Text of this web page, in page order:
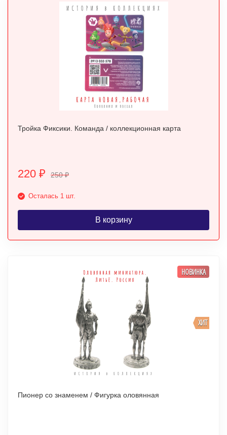
Тройка Фиксики. Команда / коллекционная карта
220 ₽ 250₽
Осталась 1 шт.
В корзину
ХИТ
НОВИНКА
Пионер со знаменем / Фигурка оловянная